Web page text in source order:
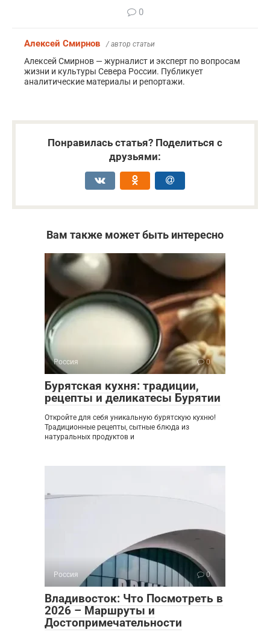
0
Алексей Смирнов / автор статьи
Алексей Смирнов — журналист и эксперт по вопросам
жизни и культуры Севера России. Публикует
аналитические материалы и репортажи.
Понравилась статья? Поделиться с
друзьями:
Вам также может быть интересно
Россия 0
Бурятская кухня: традиции,
рецепты и деликатесы Бурятии
Откройте для себя уникальную бурятскую кухню!
Традиционные рецепты, сытные блюда из
натуральных продуктов и
Россия 0
Владивосток: Что Посмотреть в
2026 – Маршруты и
Достопримечательности